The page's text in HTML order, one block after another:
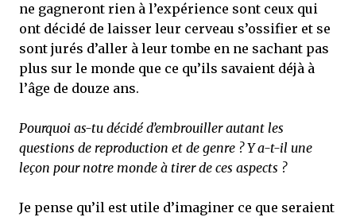
ne gagneront rien à l’expérience sont ceux qui
ont décidé de laisser leur cerveau s’ossifier et se
sont jurés d’aller à leur tombe en ne sachant pas
plus sur le monde que ce qu’ils savaient déjà à
l’âge de douze ans.
Pourquoi as-tu décidé d’embrouiller autant les
questions de reproduction et de genre ? Y a-t-il une
leçon pour notre monde à tirer de ces aspects ?
Je pense qu’il est utile d’imaginer ce que seraient